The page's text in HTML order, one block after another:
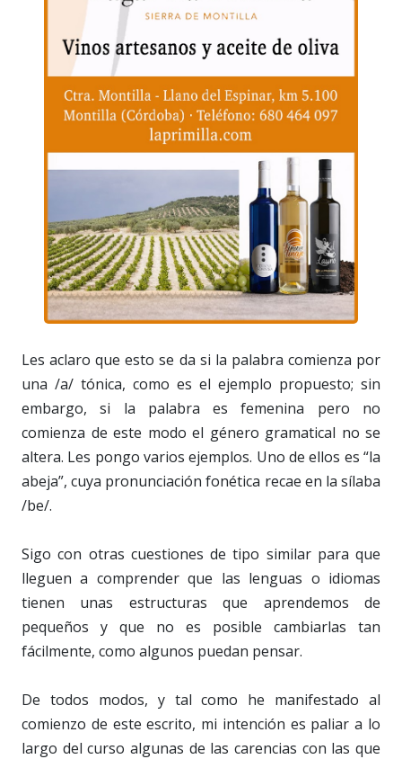
Les aclaro que esto se da si la palabra comienza por
una /a/ tónica, como es el ejemplo propuesto; sin
embargo, si la palabra es femenina pero no
comienza de este modo el género gramatical no se
altera. Les pongo varios ejemplos. Uno de ellos es “la
abeja”, cuya pronunciación fonética recae en la sílaba
/be/.
Sigo con otras cuestiones de tipo similar para que
lleguen a comprender que las lenguas o idiomas
tienen unas estructuras que aprendemos de
pequeños y que no es posible cambiarlas tan
fácilmente, como algunos puedan pensar.
De todos modos, y tal como he manifestado al
comienzo de este escrito, mi intención es paliar a lo
largo del curso algunas de las carencias con las que